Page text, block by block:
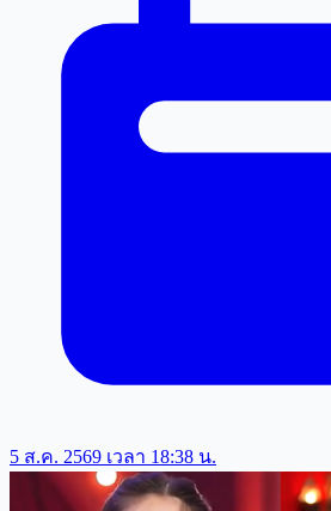
5 ส.ค. 2569 เวลา 18:38 น.